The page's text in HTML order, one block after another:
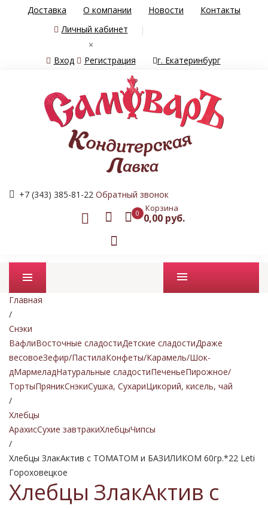
Доставка О компании Новости
Контакты
Личный кабинет
×
Вход
Регистрация г. Екатеринбург
+7 (343) 385-81-22 Обратный звонок
0 Корзина
0,00 руб.
Промо товары
Главная
/
Снэки
ВафлиВосточные сладостиДетские сладостиДраже
весовоеЗефир/ПастилаКонфеты/Карамель/Шок-
дМармеладНатуральные сладостиПеченьеПирожное/
ТортыПряникСнэкиСушка, СухариЦикорий, кисель, чай
/
Хлебцы
АрахисСухие завтракиХлебцыЧипсы
/
Хлебцы ЗлакАктив с ТОМАТОМ и БАЗИЛИКОМ 60гр.*22 Leti
Гороховецкое
Хлебцы ЗлакАктив с